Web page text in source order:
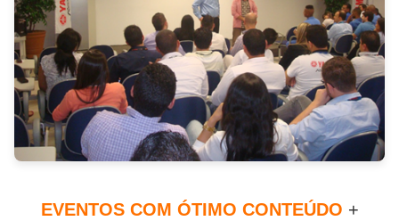
EVENTOS COM ÓTIMO CONTEÚDO +